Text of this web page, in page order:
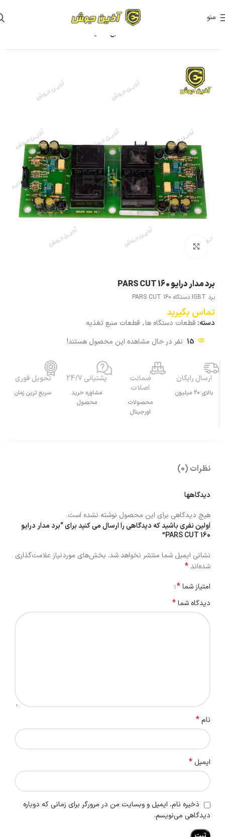
منو
قطعات منبع تغذیه
برد مدار درایو PARS CUT 160
برد IGBT دستگاه PARS CUT 160
تماس بگیرید
دسته: قطعات دستگاه ها, قطعات منبع تغذیه
15 نفر در حال مشاهده این محصول هستند!
ارسال رایگان
بالای 20 میلیون
ضمانت
اصلات
محصولات
اورجینال
پشتیانی 24/7
مشاوره خرید
محصول
تحویل فوری
سریع ترین زمان
نظرات (0)
دیدگاهها
هیچ دیدگاهی برای این محصول نوشته نشده است.
اولین نفری باشید که دیدگاهی را ارسال می کنید برای “برد مدار درایو
PARS CUT 160”
نشانی ایمیل شما منتشر نخواهد شد. بخش‌های موردنیاز علامت‌گذاری
شده‌اند*
امتیاز شما*
دیدگاه شما*
نام*
ایمیل *
ذخیره نام، ایمیل و وبسایت من در مرورگر برای زمانی که دوباره
دیدگاهی می‌نویسم.